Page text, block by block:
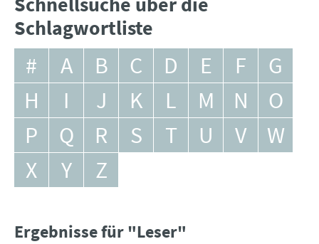
Schlagwortliste
# A B C D E F
G
H
I J K L M N
O
P
Q R S T U V
W
X
Y Z
Ergebnisse für "Leser"